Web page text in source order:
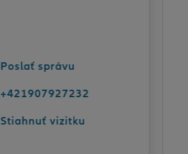
Poslať správu
+421907927232
Stiahnuť vizitku